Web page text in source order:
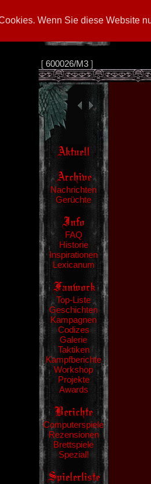
Wenn Sie diese Website
[ 600026/M3]
Nachrichten
Gerüchte
FAQ
Historie
Inspirationen
Lexicanum
Top-Liste
Geschichten
Kampagnen
Codizes
Galerie
Taktiken
Kampfberichte
Workshop
Projekte
Awards
Computerspiele
Rezensionen
Brettspiele
Spezial!